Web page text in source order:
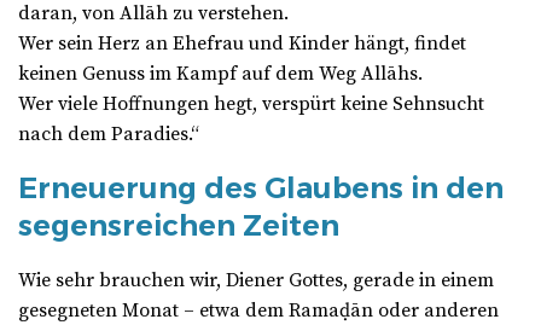
daran, von Allāh zu verstehen.
Wer sein Herz an Ehefrau und Kinder hängt, findet
keinen Genuss im Kampf auf dem Weg Allāhs.
Wer viele Hoffnungen hegt, verspürt keine Sehnsucht
nach dem Paradies.“
Erneuerung des Glaubens in den
segensreichen Zeiten
Wie sehr brauchen wir, Diener Gottes, gerade in einem
gesegneten Monat – etwa dem Ramaḍān oder anderen